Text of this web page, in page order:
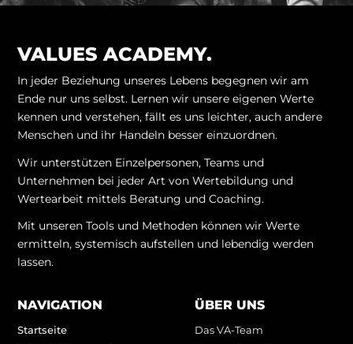
VALUES ACADEMY.
In jeder Beziehung unseres Lebens begegnen wir am
Ende nur uns selbst. Lernen wir unsere eigenen Werte
kennen und verstehen, fällt es uns leichter, auch andere
Menschen und ihr Handeln besser einzuordnen.
Wir unterstützen Einzelpersonen, Teams und
Unternehmen bei jeder Art von Wertebildung und
Wertearbeit mittels Beratung und Coaching.
Mit unseren Tools und Methoden können wir Werte
ermitteln, systemisch aufstellen und lebendig werden
lassen.
NAVIGATION
Startseite
ÜBER UNS
Das VA-Team